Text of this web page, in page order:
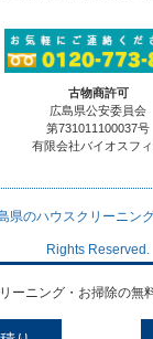
古物商許可
広島県公安委員会
第731011100037号
有限会社バイオスフ
県のハウスクリーニン
Rights Reserved.
ーニング・お掃除の無